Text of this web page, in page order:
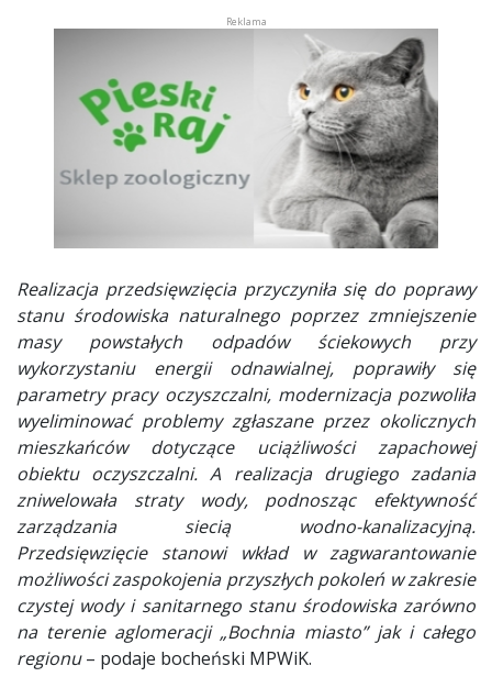
Realizacja przedsięwzięcia przyczyniła się do poprawy
stanu środowiska naturalnego poprzez zmniejszenie
masy powstałych odpadów ściekowych przy
wykorzystaniu energii odnawialnej, poprawiły się
parametry pracy oczyszczalni, modernizacja pozwoliła
wyeliminować problemy zgłaszane przez okolicznych
mieszkańców dotyczące uciążliwości zapachowej
obiektu oczyszczalni. A realizacja drugiego zadania
zniwelowała straty wody, podnosząc efektywność
zarządzania siecią wodno-kanalizacyjną.
Przedsięwzięcie stanowi wkład w zagwarantowanie
możliwości zaspokojenia przyszłych pokoleń w zakresie
czystej wody i sanitarnego stanu środowiska zarówno
na terenie aglomeracji „Bochnia miasto” jak i całego
regionu– podaje bocheński MPWiK.